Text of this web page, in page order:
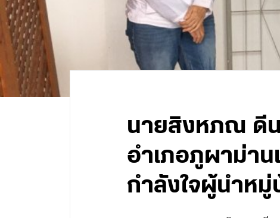
นายสิงหภณ ดี
อำเภอภูผาม่า
กำลังใจผู้นำห